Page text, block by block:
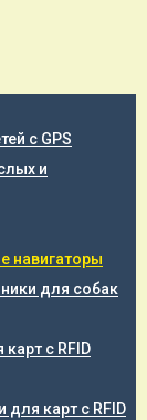
с GPS
и
навигаторы
для собак
с RFID
для карт с RFID